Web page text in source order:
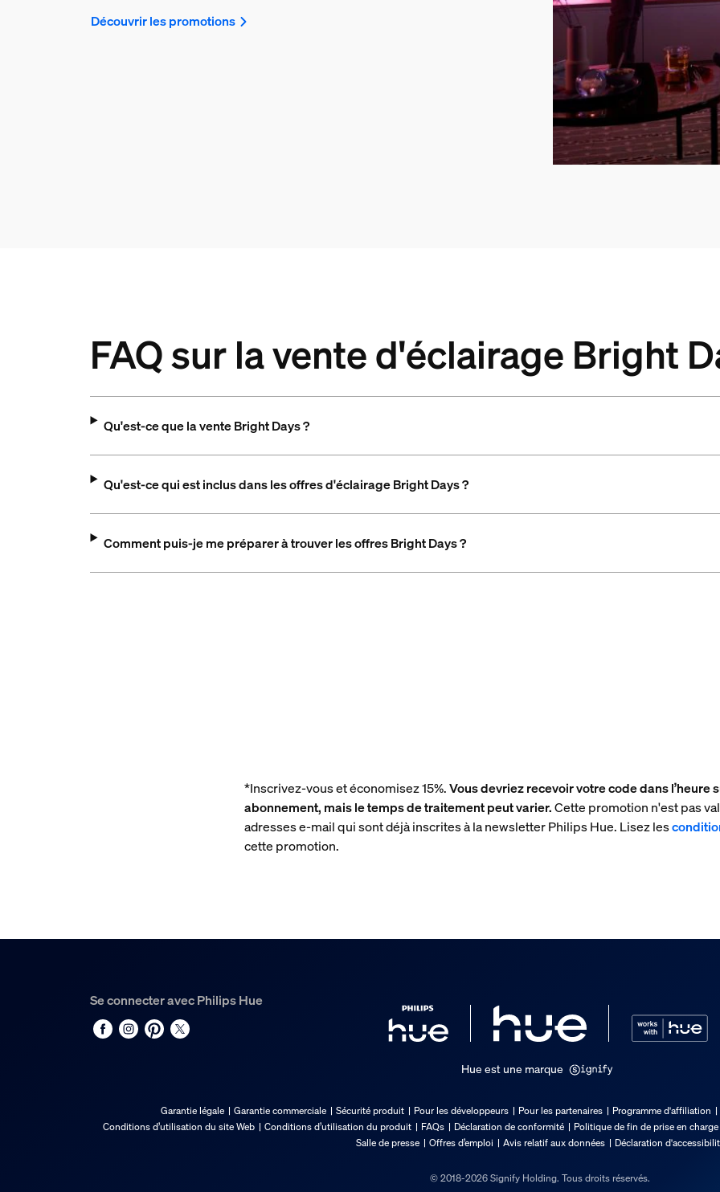
Découvrir les promotions
FAQ sur la vente d'éclairage Bright
Qu'est-ce que la vente Bright Days ?
Qu'est-ce qui est inclus dans les offres d'éclairage Bright Days ?
Comment puis-je me préparer à trouver les offres Bright Days ?
*Inscrivez-vous et économisez 15%.Vous devriez recevoir votre code dans l’heure
abonnement, mais le temps de traitement peut varier.Cette promotion n'est pas
adresses e-mail qui sont déjà inscrites à la newsletter Philips Hue. Lisez les
cette promotion.
Se connecter avec Philips Hue
Hue est une marque
Garantie légale Garantie commerciale Sécurité produit Pour les développeurs Pour les partenaires
Programme d'affiliation
Conditions d’utilisation du site Web
Conditions d’utilisation du produit FAQs Déclaration de conformité
Politique de fin de prise en charge
Salle de presse
Offres d’emploi Avis relatif aux données Déclaration
© 2018-2026 Signify Holding. Tous droits réservés.